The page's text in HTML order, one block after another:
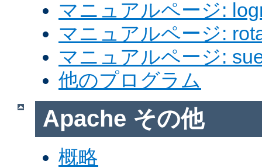
マニュアルページ:
マニュアルページ:
マニュアルページ:
他のプログラム
Apache その他
概略